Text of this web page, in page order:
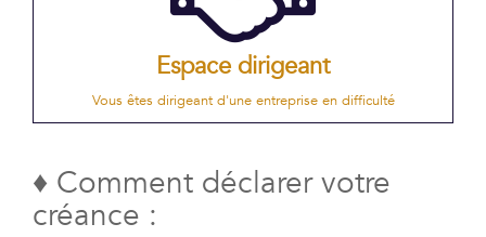
Espace dirigeant
Vous êtes dirigeant d'une entreprise en difficulté
♦ Comment déclarer votre
créance :